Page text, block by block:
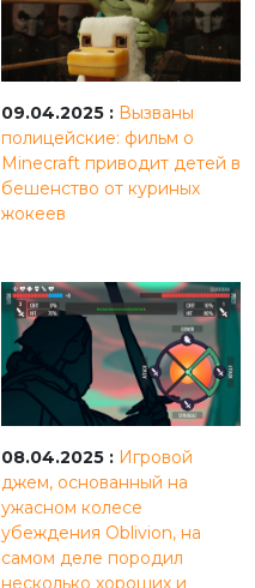
09.04.2025 : Вызваны
полицейские: фильм о
Minecraft приводит детей в
бешенство от куриных
жокеев
08.04.2025 : Игровой
джем, основанный на
ужасном колесе
убеждения Oblivion, на
самом деле породил
несколько хороших и